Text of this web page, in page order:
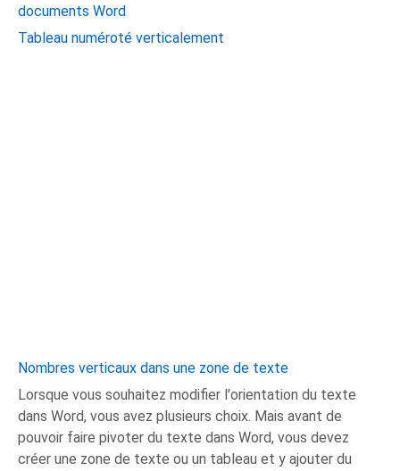
documents Word
Tableau numéroté verticalement
Nombres verticaux dans une zone de texte
Lorsque vous souhaitez modifier l'orientation du texte
dans Word, vous avez plusieurs choix. Mais avant de
pouvoir faire pivoter du texte dans Word, vous devez
créer une zone de texte ou un tableau et y ajouter du